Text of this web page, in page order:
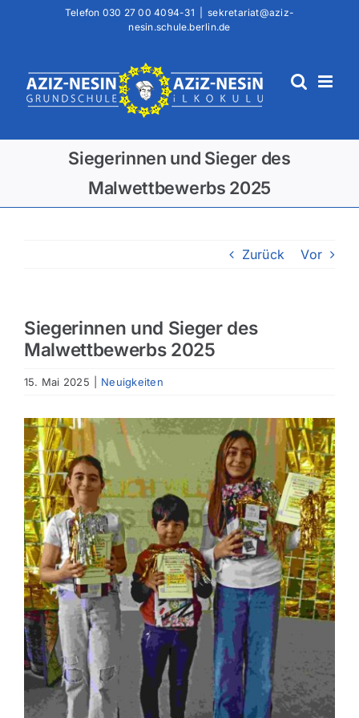
Telefon 030 27 00 4094-31
sekretariat@aziz-
nesin.schule.berlin.de
Siegerinnen und Sieger des
Malwettbewerbs 2025
Zurück Vor
Siegerinnen und Sieger des
Malwettbewerbs 2025
15. Mai 2025 Neuigkeiten
Zeige
grösseres
Bild